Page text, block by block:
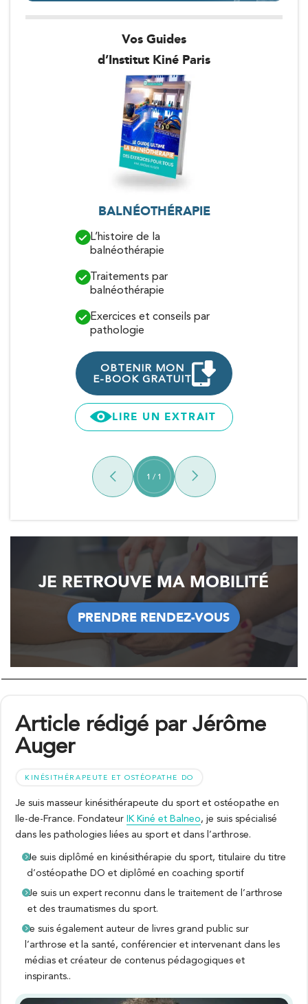
Vos Guides
d’Institut Kiné Paris
BALNÉOTHÉRAPIE
L’histoire de la
balnéothérapie
Traitements par
balnéothérapie
Exercices et conseils par
pathologie
OBTENIR MON
E-BOOK GRATUIT
LIRE UN EXTRAIT
1 / 1
JE RETROUVE MA MOBILITÉ
PRENDRE RENDEZ-VOUS
PRENDRE RENDEZ-VOUS
Article rédigé par Jérôme
Auger
KINÉSITHÉRAPEUTE ET OSTÉOPATHE DO
Je suis masseur kinésithérapeute du sport et ostéopathe en
Ile-de-France. Fondateur IK Kiné et Balneo, je suis spécialisé
dans les pathologies liées au sport et dans l’arthrose.
Je suis diplômé en kinésithérapie du sport, titulaire du titre
d’ostéopathe DO et diplômé en coaching sportif
Je suis un expert reconnu dans le traitement de l’arthrose
et des traumatismes du sport.
Je suis également auteur de livres grand public sur
l’arthrose et la santé, conférencier et intervenant dans les
médias et créateur de contenus pédagogiques et
inspirants..